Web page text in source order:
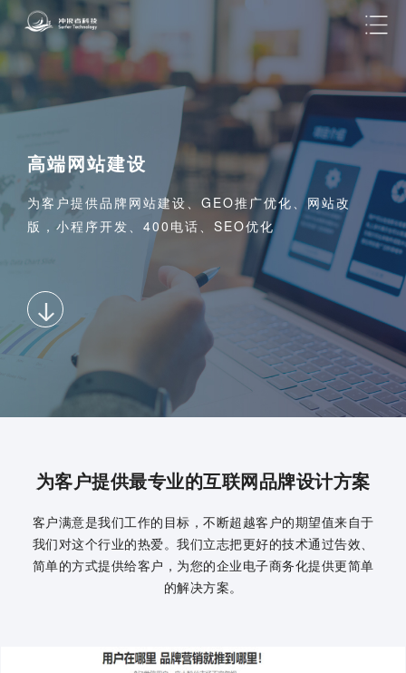
高端网站建设
为客户提供品牌网站建设、GEO推广优化、网站改
版，小程序开发、400电话、SEO优化
为客户提供最专业的互联网品牌设计方案
客户满意是我们工作的目标，不断超越客户的期望值来自于
我们对这个行业的热爱。我们立志把更好的技术通过告效、
简单的方式提供给客户，为您的企业电子商务化提供更简单
的解决方案。